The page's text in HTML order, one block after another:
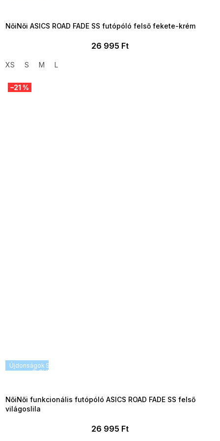
NőiNői ASICS ROAD FADE SS futópóló felső fekete-krém
26 995 Ft
XS S M L
Újdonságok SUMMER SALE -35% ?
G_SUMMER35:35:HUF:P:f!2026-
–21 %
NőiNői funkcionális futópóló ASICS ROAD FADE SS felső
világoslila
26 995 Ft